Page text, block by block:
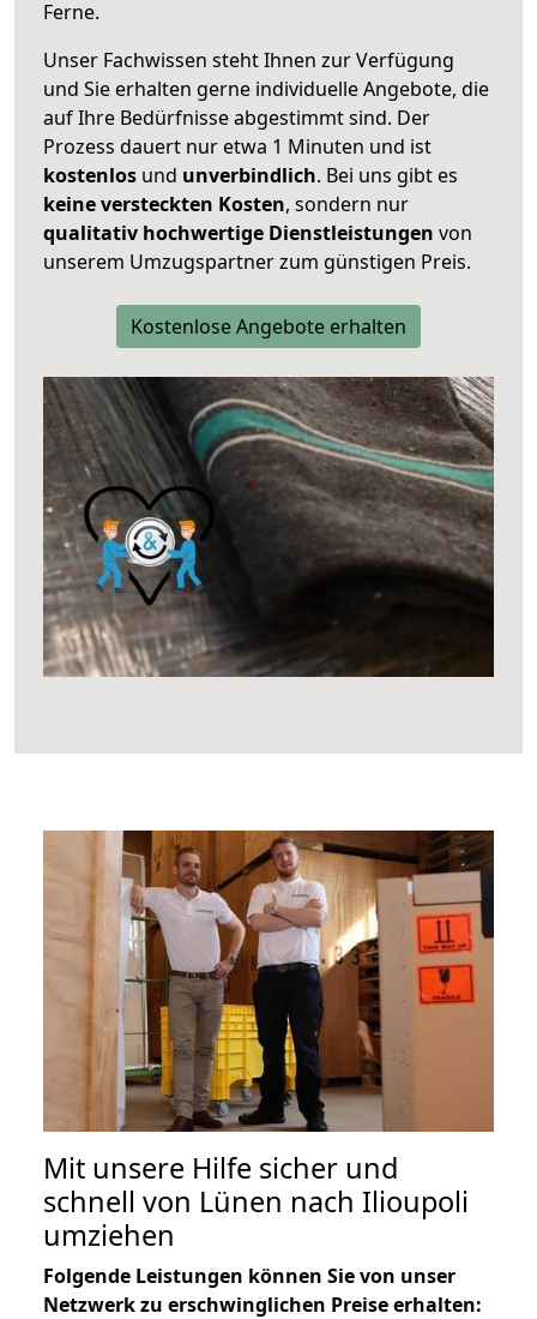
Ferne.
Unser Fachwissen steht Ihnen zur Verfügung
und Sie erhalten gerne individuelle Angebote, die
auf Ihre Bedürfnisse abgestimmt sind. Der
Prozess dauert nur etwa 1 Minuten und ist
kostenlos und unverbindlich. Bei uns gibt es
keine versteckten Kosten, sondern nur
qualitativ hochwertige Dienstleistungen von
unserem Umzugspartner zum günstigen Preis.
Kostenlose Angebote erhalten
Mit unsere Hilfe sicher und
schnell von Lünen nach Ilioupoli
umziehen
Folgende Leistungen können Sie von unser
Netzwerk zu erschwinglichen Preise erhalten: